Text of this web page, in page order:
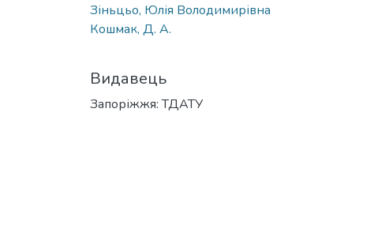
Зіньцьо, Юлія Володимирівна
Кошмак, Д. А.
Видавець
Запоріжжя: ТДАТУ